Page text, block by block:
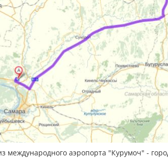
международного аэропорта "Курумоч" -